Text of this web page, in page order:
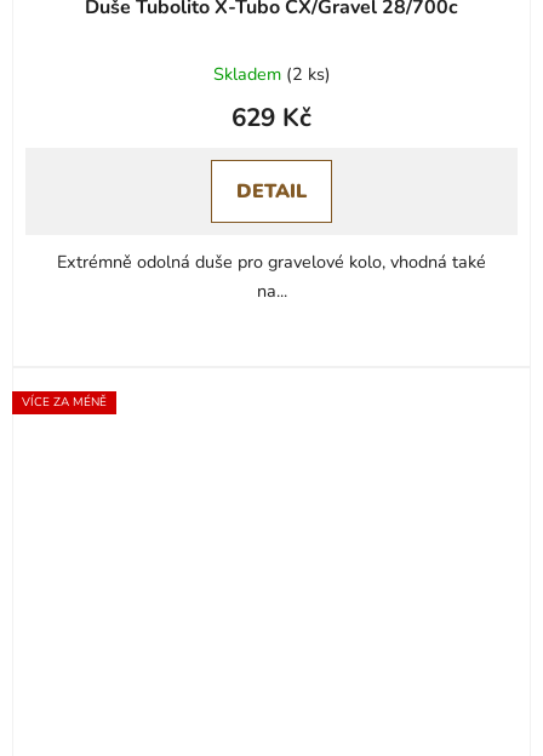
Duše Tubolito X-Tubo CX/Gravel 28/700c
Skladem (2 ks)
629 Kč
DETAIL
Extrémně odolná duše pro gravelové kolo, vhodná také
na...
VÍCE ZA MÉNĚ